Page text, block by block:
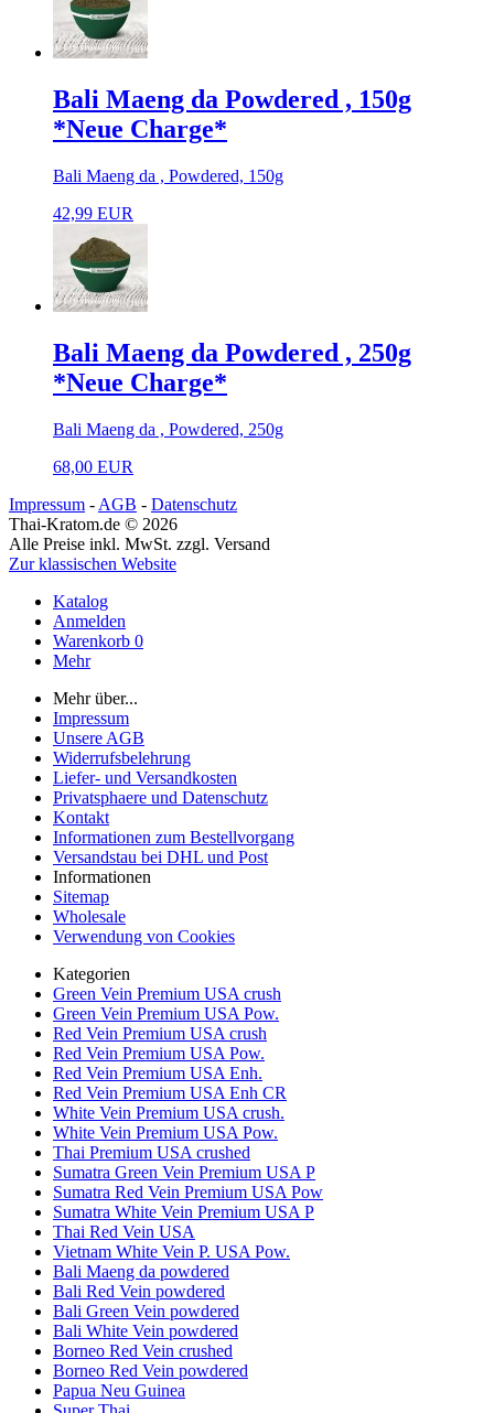
Bali Maeng da Powdered , 150g
*Neue Charge*
Bali Maeng da , Powdered, 150g
42,99 EUR
Bali Maeng da Powdered , 250g
*Neue Charge*
Bali Maeng da , Powdered, 250g
68,00 EUR
Impressum - AGB - Datenschutz
Thai-Kratom.de © 2026
Alle Preise inkl. MwSt. zzgl. Versand
Zur klassischen Website
Katalog
Anmelden
Warenkorb 0
Mehr
Mehr über...
Impressum
Unsere AGB
Widerrufsbelehrung
Liefer- und Versandkosten
Privatsphaere und Datenschutz
Kontakt
Informationen zum Bestellvorgang
Versandstau bei DHL und Post
Informationen
Sitemap
Wholesale
Verwendung von Cookies
Kategorien
Green Vein Premium USA crush
Green Vein Premium USA Pow.
Red Vein Premium USA crush
Red Vein Premium USA Pow.
Red Vein Premium USA Enh.
Red Vein Premium USA Enh CR
White Vein Premium USA crush.
White Vein Premium USA Pow.
Thai Premium USA crushed
Sumatra Green Vein Premium USA P
Sumatra Red Vein Premium USA Pow
Sumatra White Vein Premium USA P
Thai Red Vein USA
Vietnam White Vein P. USA Pow.
Bali Maeng da powdered
Bali Red Vein powdered
Bali Green Vein powdered
Bali White Vein powdered
Borneo Red Vein crushed
Borneo Red Vein powdered
Papua Neu Guinea